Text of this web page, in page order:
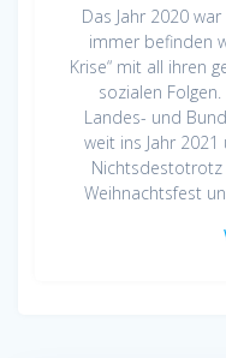
Das Jahr 2020
immer befinden
Krise“ mit all ihren
sozialen
Landes- und
weit ins Jahr
Nichtsdestotrotz
Weihnachtsfest